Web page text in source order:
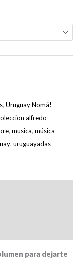
,Uruguay Nomá!
alfredo
,musica,música
,uruguayadas
para dejarte